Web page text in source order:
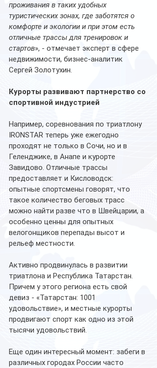
проживания в таких удобных
туристических зонах, где заботятся о
комфорте и экологии и при этом есть
отличные трассы для тренировок и
стартов», - отмечает эксперт в сфере
недвижимости, бизнес-аналитик
Сергей Золотухин.
Курорты развивают партнерство со
спортивной индустрией
Например, соревнования по триатлону
IRONSTAR теперь уже ежегодно
проходят не только в Сочи, но и в
Геленджике, в Анапе и курорте
Завидово. Отличные трассы
предоставляет и Кисловодск:
опытные спортсмены говорят, что
такое количество беговых трасс
можно найти разве что в Швейцарии, а
особенно ценны для опытных
велогонщиков перепады высот и
рельеф местности.
Активно продвинулась в развитии
триатлона и Республика Татарстан.
Причем у этого региона есть свой
девиз - «Татарстан: 1001
удовольствие», и местные курорты
продвигают спорт как одно из этой
тысячи удовольствий.
Еще один интересный момент: забеги в
различных городах России часто